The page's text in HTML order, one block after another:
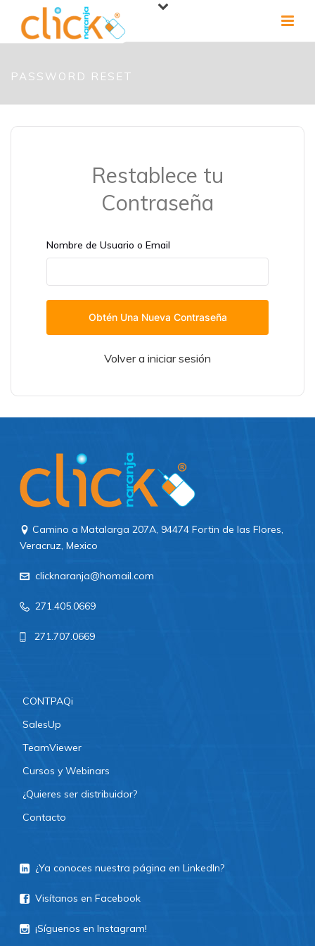
PASSWORD RESET
Restablece tu
Contraseña
Nombre de Usuario o Email
Obtén Una Nueva Contraseña
Volver a iniciar sesión
Camino a Matalarga 207A, 94474 Fortin de las Flores,
Veracruz, Mexico
clicknaranja@homail.com
271.405.0669
271.707.0669
CONTPAQi
SalesUp
TeamViewer
Cursos y Webinars
¿Quieres ser distribuidor?
Contacto
¿Ya conoces nuestra página en LinkedIn?
Visítanos en Facebook
¡Síguenos en Instagram!